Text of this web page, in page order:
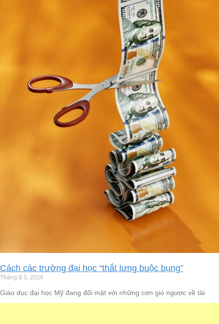
Cách các trường đại học “thắt lưng buộc bụng”
Tháng 8 3, 2026
Giáo dục đại học Mỹ đang đối mặt với những cơn gió ngược về tài